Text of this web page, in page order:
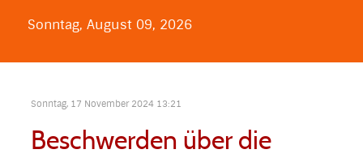
Sonntag, August 09, 2026
Sonntag, 17 November 2024 13:21
Beschwerden über die